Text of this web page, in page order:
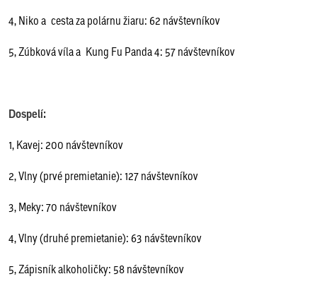
4, Niko a cesta za polárnu žiaru: 62 návštevníkov
5, Zúbková víla a Kung Fu Panda 4: 57 návštevníkov
Dospelí:
1, Kavej: 200 návštevníkov
2, Vlny (prvé premietanie): 127 návštevníkov
3, Meky: 70 návštevníkov
4, Vlny (druhé premietanie): 63 návštevníkov
5, Zápisník alkoholičky: 58 návštevníkov